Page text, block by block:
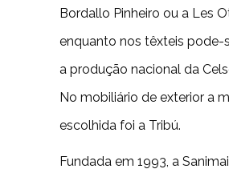
Bordallo Pinheiro ou a Les
enquanto nos têxteis pode-
a produção nacional da
No mobiliário de exterior a
escolhida foi a Tribú.
Fundada em 1993, a